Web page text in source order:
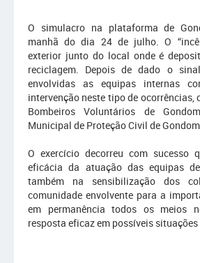
O simulacro na plataforma de
manhã do dia 24 de julho. O
exterior junto do local onde é
reciclagem. Depois de dado o
envolvidas as equipas internas
intervenção neste tipo de ocorrências,
Bombeiros Voluntários de
Municipal de Proteção Civil de
O exercício decorreu com sucesso
eficácia da atuação das equipas
também na sensibilização dos
comunidade envolvente para a
em permanência todos os meios
resposta eficaz em possíveis